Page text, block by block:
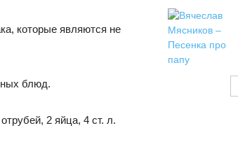
которые являются не
блюд.
2 яйца, 4 ст. л.